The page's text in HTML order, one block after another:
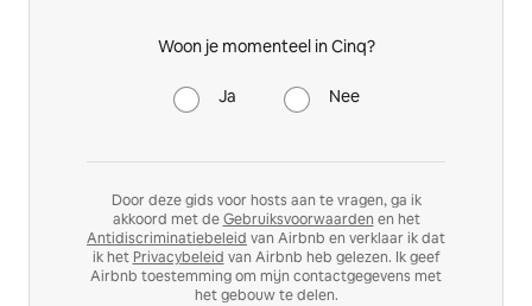
Woon je momenteel in Cinq?
Ja Nee
Door deze gids voor hosts aan te vragen, ga ik
akkoord met deGebruiksvoorwaarden en het
Antidiscriminatiebeleid van Airbnb en verklaar ik dat
ik het Privacybeleid van Airbnb heb gelezen. Ik geef
Airbnb toestemming om mijn contactgegevens met
het gebouw te delen.